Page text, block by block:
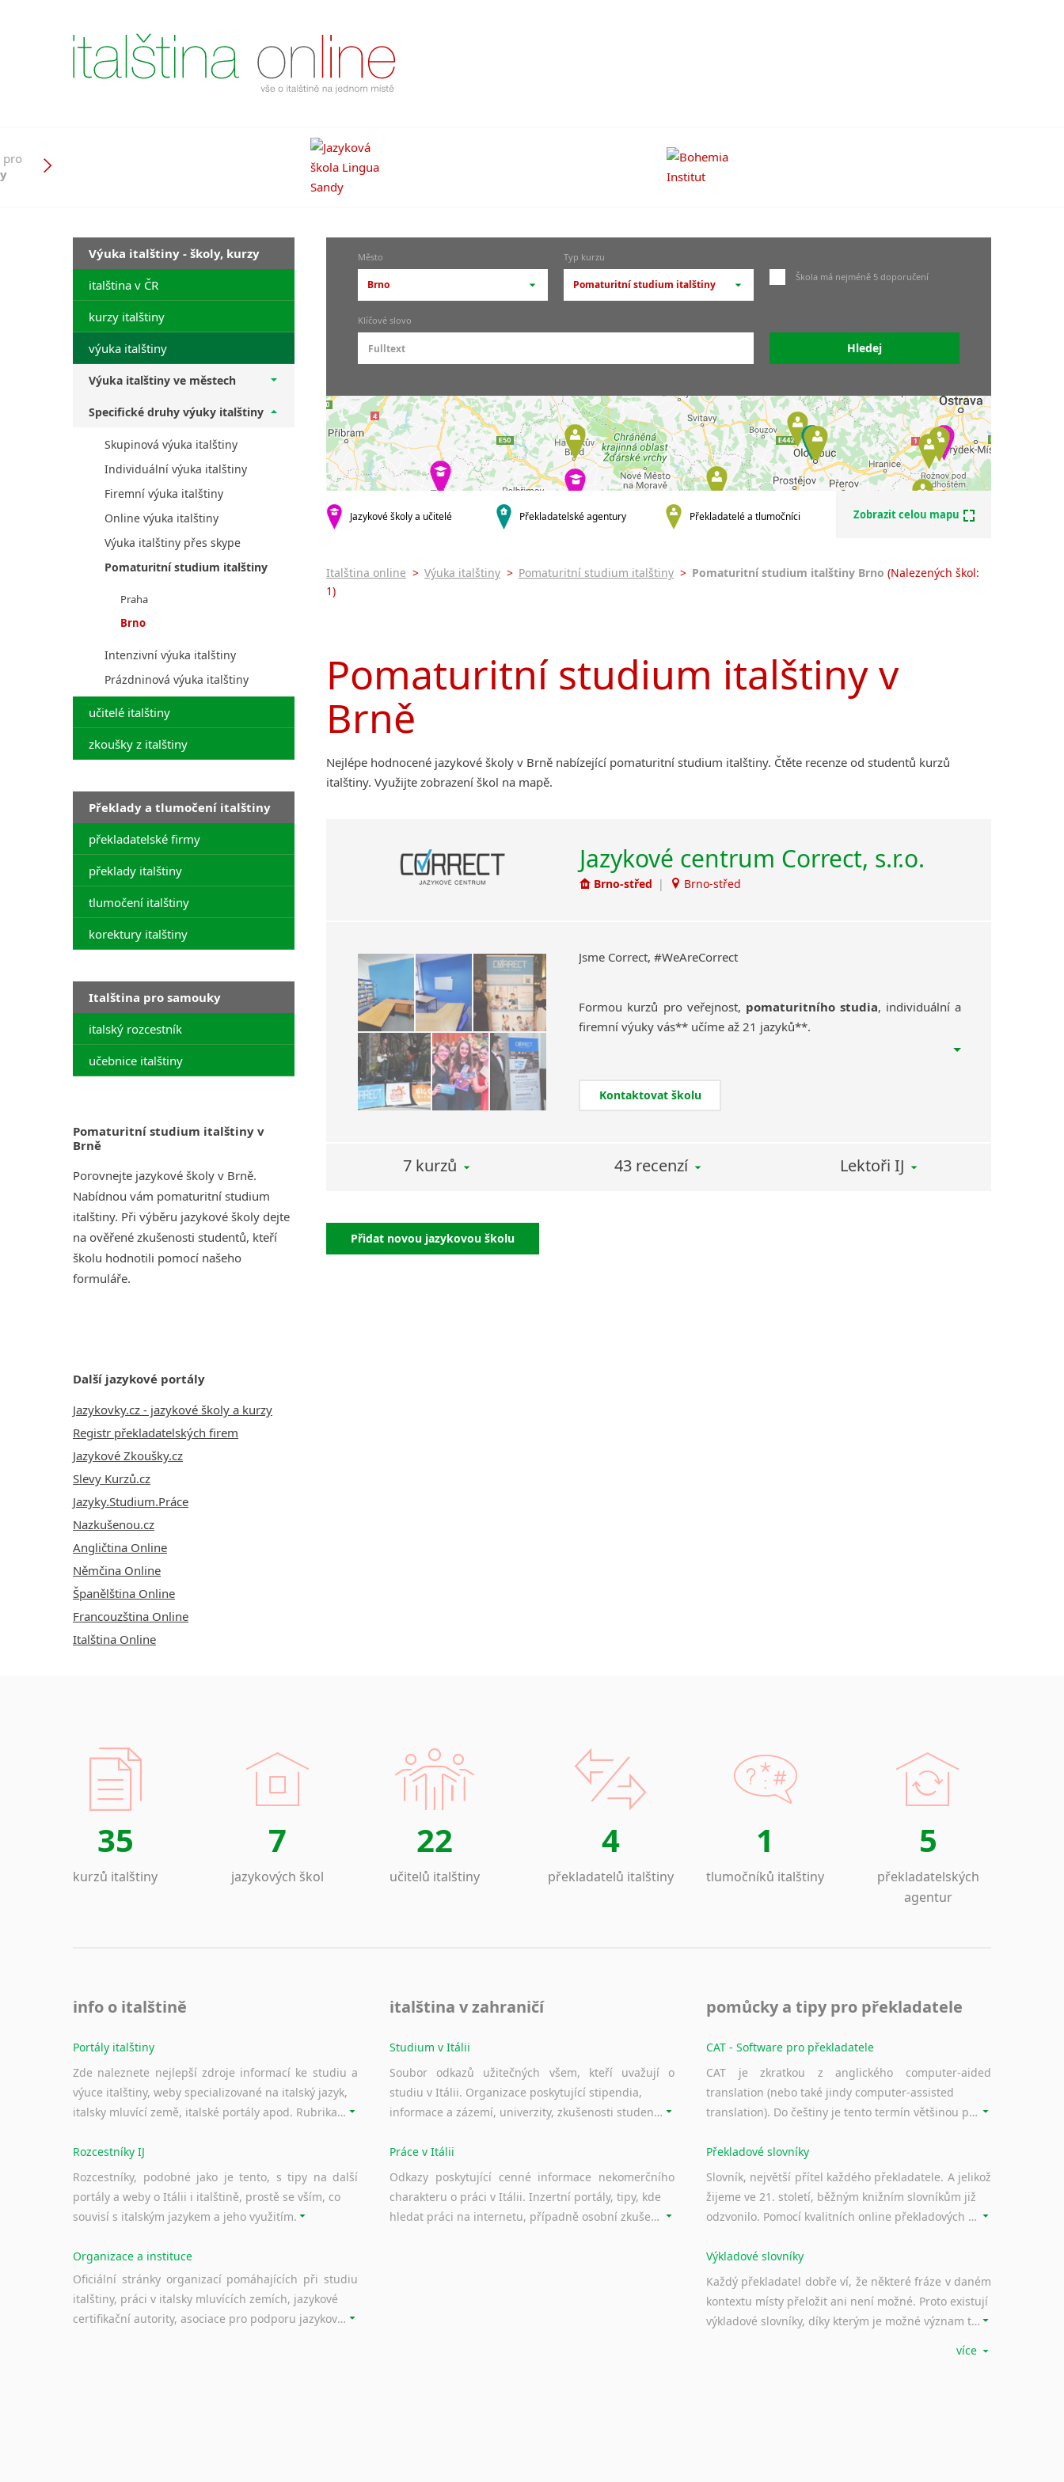
pro
Výuka italštiny - školy, kurzy
italština v ČR
kurzy italštiny
výuka italštiny
Výuka italštiny ve městech
Specifické druhy výuky italštiny
Skupinová výuka italštiny
Individuální výuka italštiny
Firemní výuka italštiny
Online výuka italštiny
Výuka italštiny přes skype
Pomaturitní studium italštiny
Praha
Brno
Intenzivní výuka italštiny
Prázdninová výuka italštiny
učitelé italštiny
zkoušky z italštiny
Překlady a tlumočení italštiny
překladatelské firmy
překlady italštiny
tlumočení italštiny
korektury italštiny
Italština pro samouky
italský rozcestník
učebnice italštiny
Pomaturitní studium italštiny v
Brně
Porovnejte jazykové školy v Brně.
Nabídnou vám pomaturitní studium
italštiny. Při výběru jazykové školy dejte
na ověřené zkušenosti studentů, kteří
školu hodnotili pomocí našeho
formuláře.
Další jazykové portály
Jazykovky.cz - jazykové školy a kurzy
Registr překladatelských firem
Jazykové Zkoušky.cz
Slevy Kurzů.cz
Jazyky.Studium.Práce
Nazkušenou.cz
Angličtina Online
Němčina Online
Španělština Online
Francouzština Online
Italština Online
Město
Brno
-- vyberte město --
Praha 4
Praha 5
Praha 7
Praha 9
Praha 10
Brno
malá města podle abecedy
Typ kurzu
Pomaturitní studium italštiny
Firemní výuka italštiny
Online výuka italštiny
Výuka italštiny online na PC
Výuka italštiny přes skype
JŠ nabízející intenzivní
Pomaturitní studium
Intenzivní výuka italštiny
Škola má nejméně 5 doporučení
Klíčové slovo
Jazykové školy a učitelé Překladatelské agentury Překladatelé a tlumočníci Zobrazit celou mapu
Italština online > Výuka italštiny > Pomaturitní studium italštiny > Pomaturitní studium italštiny Brno (Nalezených škol:
1)
Pomaturitní studium italštiny v
Brně
Nejlépe hodnocené jazykové školy v Brně nabízející pomaturitní studium italštiny. Čtěte recenze od studentů kurzů
italštiny. Využijte zobrazení škol na mapě.
Jazykové centrum Correct, s.r.o.
Brno-střed | Brno-střed
Jsme Correct, #WeAreCorrect
Formou kurzů pro veřejnost, pomaturitního studia, individuální a
firemní výuky vás** učíme až 21 jazyků**.
, provozujeme Knihovnu
pro Čechy naučíme psát nejen efektivně a korektně. Blogujeme.
Kontaktovat školu
7 kurzů 43 recenzí Lektoři IJ
Přidat novou jazykovou školu
35
kurzů italštiny
7
jazykových škol
22
učitelů italštiny
4
překladatelů italštiny
1
tlumočníků italštiny
5
překladatelských
agentur
info o italštině
Portály italštiny
Zde naleznete nejlepší zdroje informací ke studiu a
výuce italštiny, weby specializované na italský jazyk,
italsky mluvící země, italské portály apod. Rubrika obsahuje zejména komplexní a maximálně kvalitní stránky využitelné ke studiu italštiny.
Rozcestníky IJ
Rozcestníky, podobné jako je tento, s tipy na další
portály a weby o Itálii i italštině, prostě se vším, co
souvisí s italským jazykem a jeho využitím.
Organizace a instituce
Oficiální stránky organizací pomáhajících při studiu
italštiny, práci v italsky mluvících zemích, jazykové
certifikační autority, asociace pro podporu jazykového vzdělávání ad.
italština v zahraničí
Studium v Itálii
Soubor odkazů užitečných všem, kteří uvažují o
studiu v Itálii. Organizace poskytující stipendia,
informace a zázemí, univerzity, zkušenosti studentů.
Práce v Itálii
Odkazy poskytující cenné informace nekomerčního
charakteru o práci v Itálii. Inzertní portály, tipy, kde
hledat práci na internetu, případně osobní zkušenosti ostatních.
pomůcky a tipy pro překladatele
CAT - Software pro překladatele
CAT je zkratkou z anglického computer-aided
translation (nebo také jindy computer-assisted
translation). Do češtiny je tento termín většinou překládán jako počítačem podporovaný překlad či překlad podporovaný počítačem. Nástroje CAT ukládají překládané fráze a při dalším překladu vám je automaticky nabízejí, takže se již nemusíte zdržovat s jejich dalším překládáním.
Překladové slovníky
Slovník, největší přítel každého překladatele. A jelikož
žijeme ve 21. století, běžným knižním slovníkům již
odzvonilo. Pomocí kvalitních online překladových slovníků již nemusíte únavně listovat alfabetickým schématem uspořádání, stačí napsat vstupní frázi a dřív, než řeknete švec, vyskočí vám hledaný výraz.
Výkladové slovníky
Každý překladatel dobře ví, že některé fráze v daném
kontextu místy přeložit ani není možné. Proto existují
výkladové slovníky, díky kterým je možné význam takovýchto frází rozklíčovat.
více